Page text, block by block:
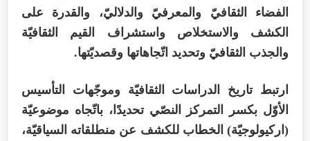
الفضاء الثقافيّ والمعرفيّ والدلاليّ، والقدرة على
الكشف والاستخلاص واستشراف القيم الثقافيّة
والجذب الثقافيّ وتحديد اتّجاهاتها وقصديّتها.
ارتبط تاريخ الدراسات الثقافيّة وموجّهات التأسيس
الأوّل بكسر التمركز النصّي تحديدًا، باتّجاه موضوعيّة
(اركيولوجيّة) الخطاب للكشف عن منطلقاته السياقيّة،